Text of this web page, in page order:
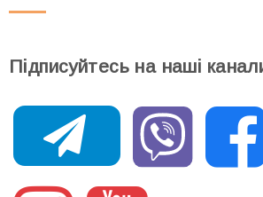
Підписуйтесь на наші